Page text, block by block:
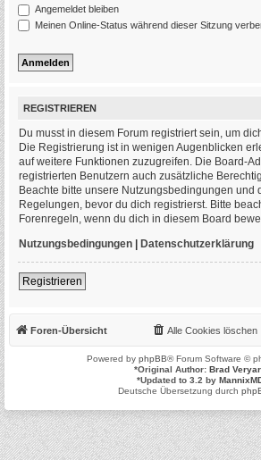
Angemeldet bleiben
Meinen Online-Status während dieser Sitzung
REGISTRIEREN
Du musst in diesem Forum registriert sein, um
Die Registrierung ist in wenigen Augenblicken
auf weitere Funktionen zuzugreifen. Die Board-
registrierten Benutzern auch zusätzliche
Beachte bitte unsere Nutzungsbedingungen und
Regelungen, bevor du dich registrierst. Bitte
Forenregeln, wenn du dich in diesem Board
Nutzungsbedingungen | Datenschutzerklärung
Registrieren
Foren-Übersicht Alle Cookies löschen
Powered by phpBB® Forum Software ©
*Original Author: Brad
*Updated to 3.2 by
Deutsche Übersetzung durch